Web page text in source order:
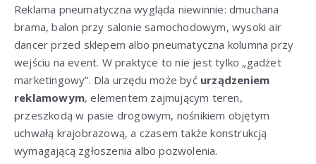
Reklama pneumatyczna wygląda niewinnie: dmuchana
brama, balon przy salonie samochodowym, wysoki air
dancer przed sklepem albo pneumatyczna kolumna przy
wejściu na event. W praktyce to nie jest tylko „gadżet
marketingowy”. Dla urzędu może być urządzeniem
reklamowym, elementem zajmującym teren,
przeszkodą w pasie drogowym, nośnikiem objętym
uchwałą krajobrazową, a czasem także konstrukcją
wymagającą zgłoszenia albo pozwolenia.